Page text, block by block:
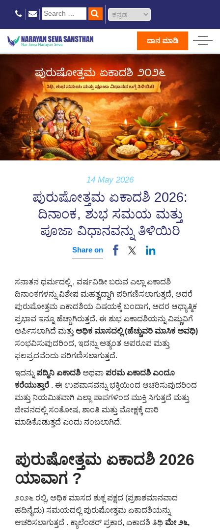
ದಾನ ಮಾಡಿ
14 May 2026
ಪುರುಷೋತ್ತಮ ಏಕಾದಶಿ 2026:
ದಿನಾಂಕ, ಶುಭ ಸಮಯ ಮತ್ತು
ಪೂಜಾ ವಿಧಾನವನ್ನು ತಿಳಿಯಿರಿ
Share on
ಸನಾತನ ಧರ್ಮದಲ್ಲಿ , ವರ್ಷವಿಡೀ ಬರುವ ಎಲ್ಲಾ ಏಕಾದಶಿ
ದಿನಾಂಕಗಳನ್ನು ವಿಶೇಷ ಮಹತ್ವದ್ದಾಗಿ ಪರಿಗಣಿಸಲಾಗುತ್ತದೆ, ಆದರೆ
ಪುರುಷೋತ್ತಮ ಏಕಾದಶಿಯ ವಿಷಯಕ್ಕೆ ಬಂದಾಗ, ಅದರ ಆಧ್ಯಾತ್ಮಿಕ
ಪ್ರಭಾವ ಇನ್ನೂ ಹೆಚ್ಚಾಗಿರುತ್ತದೆ. ಈ ಶುಭ ಏಕಾದಶಿಯನ್ನು ವಿಷ್ಣುವಿಗೆ
ಅರ್ಪಿಸಲಾಗಿದೆ ಮತ್ತು ಅಧಿಕ ಮಾಸದಲ್ಲಿ (ಹೆಚ್ಚುವರಿ ಮಾಸಿಕ ಅವಧಿ)
ಸಂಭವಿಸುವುದರಿಂದ, ಇದನ್ನು ಅತ್ಯಂತ ಅಪರೂಪ ಮತ್ತು
ಫಲಪ್ರದವೆಂದು ಪರಿಗಣಿಸಲಾಗುತ್ತದೆ.
ಇದನ್ನು ಪದ್ಮಿನಿ ಏಕಾದಶಿ ಅಥವಾ ಪರಮ ಏಕಾದಶಿ ಎಂದೂ
ಕರೆಯುತ್ತಾರೆ . ಈ ಉಪವಾಸವನ್ನು ಭಕ್ತಿಯಿಂದ ಆಚರಿಸುವುದರಿಂದ
ಮತ್ತು ನಿಯಮಿತವಾಗಿ ಎಲ್ಲಾ ಪಾಪಗಳಿಂದ ಮುಕ್ತಿ ಸಿಗುತ್ತದೆ ಮತ್ತು
ಜೀವನದಲ್ಲಿ ಸಂತೋಷ, ಶಾಂತಿ ಮತ್ತು ಮೋಕ್ಷಕ್ಕೆ ದಾರಿ
ಮಾಡಿಕೊಡುತ್ತದೆ ಎಂದು ನಂಬಲಾಗಿದೆ.
ಪುರುಷೋತ್ತಮ ಏಕಾದಶಿ 2026
ಯಾವಾಗ ?
೨೦೨೬ ರಲ್ಲಿ, ಅಧಿಕ ಮಾಸದ ಶುಕ್ಲ ಪಕ್ಷದ (ಪ್ರಕಾಶಮಾನವಾದ
ಹದಿನೈದು) ಸಮಯದಲ್ಲಿ ಪುರುಷೋತ್ತಮ ಏಕಾದಶಿಯನ್ನು
ಆಚರಿಸಲಾಗುತ್ತದೆ . ಕ್ಯಾಲೆಂಡರ್ ಪ್ರಕಾರ, ಏಕಾದಶಿ ತಿಥಿ ಮೇ ೨೬,